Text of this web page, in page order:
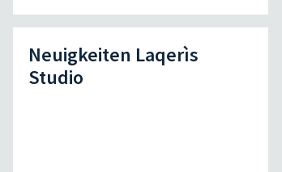
Neuigkeiten Laqerìs
Studio